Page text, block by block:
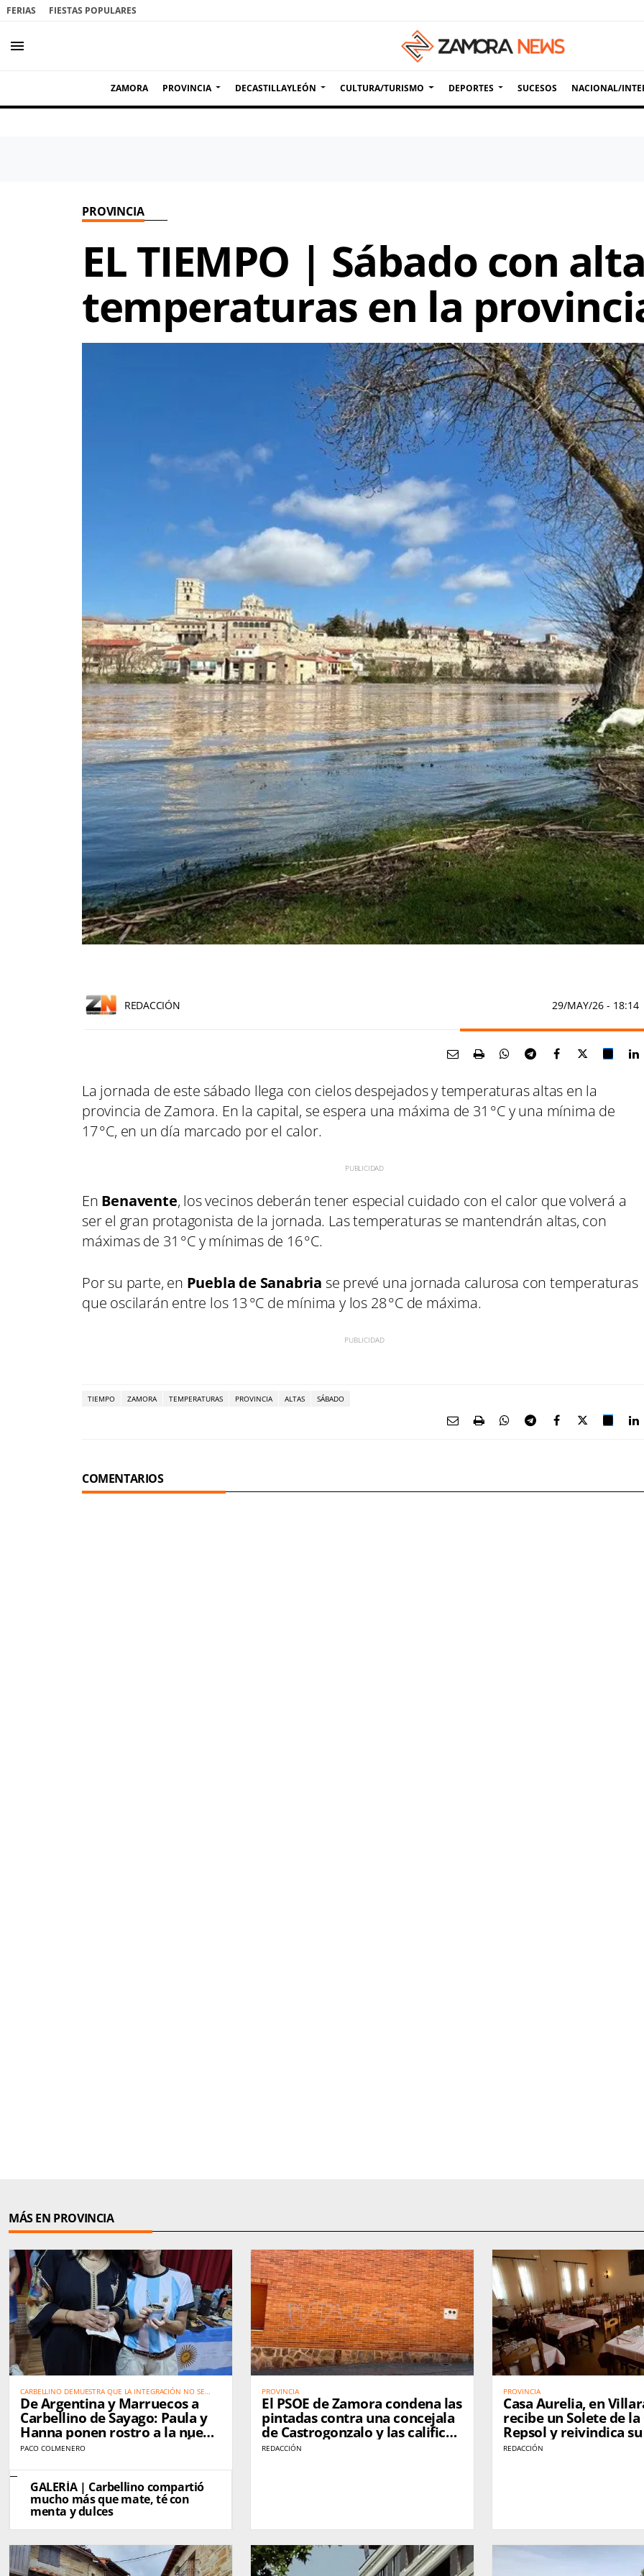
FERIAS FIESTAS POPULARES
menu
ZAMORA PROVINCIA DECASTILLAYLEÓN CULTURA/TURISMO DEPORTES SUCESOS NACIONAL/
PROVINCIA
EL TIEMPO | Sábado con
temperaturas en la
REDACCIÓN 29/MAY/26 - 18:14
La jornada de este sábado llega con cielos despejados y temperaturas altas en la
provincia de Zamora. En la capital, se espera una máxima de 31 °C y una mínima de
17 °C, en un día marcado por el calor.
En Benavente, los vecinos deberán tener especial cuidado con el calor que volverá a
ser el gran protagonista de la jornada. Las temperaturas se mantendrán altas, con
máximas de 31 °C y mínimas de 16 °C.
Por su parte, en Puebla de Sanabria se prevé una jornada calurosa con temperaturas
que oscilarán entre los 13 °C de mínima y los 28 °C de máxima.
TIEMPO ZAMORA TEMPERATURAS PROVINCIA ALTAS SÁBADO
COMENTARIOS
MÁS EN PROVINCIA
CARBELLINO DEMUESTRA QUE LA INTEGRACIÓN NO SE
EXPLICA: SE VIVE. كاربيّينو تُثبت أن الاندماج الحقيقي لا يحتاج إلى
شرح… بل يُعاش
De Argentina y Marruecos a
Carbellino de Sayago: Paula y
Hanna ponen rostro a la nueva
mujer rural. من الأرجنتين والمغرب
تجسّدان صورة المرأة القروية الجديدة
PACO COLMENERO
GALERÍA | Carbellino compartió
mucho más que mate, té con
menta y dulces
PROVINCIA
El PSOE de Zamora condena las
pintadas contra una concejala
de Castrogonzalo y las califica
de "ataque a la democracia"
REDACCIÓN
PROVINCIA
Casa Aurelia, en
recibe un Solete de la
Repsol y reivindica
tras 37 años de historia
REDACCIÓN